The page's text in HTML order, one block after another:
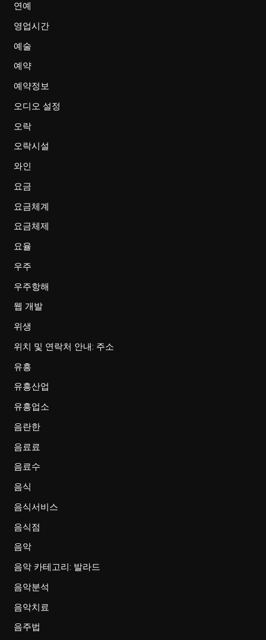
연예
영업시간
예술
예약
예약정보
오디오 설정
오락
오락시설
와인
요금
요금체계
요금체제
요율
우주
우주항해
웹 개발
위생
위치 및 연락처 안내: 주소
유흥
유흥산업
유흥업소
음란한
음료료
음료수
음식
음식서비스
음식점
음악
음악 카테고리: 발라드
음악분석
음악치료
음주법